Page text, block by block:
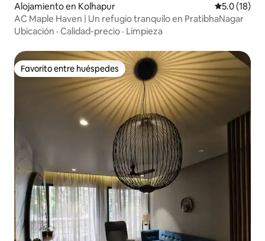
Alojamiento en Kolhapur Calificación
5.0 (18)
AC Maple Haven | Un refugio tranquilo en PratibhaNagar
Ubicación · Calidad-precio · Limpieza
Favorito entre huéspedes
Favorito entre huéspedes